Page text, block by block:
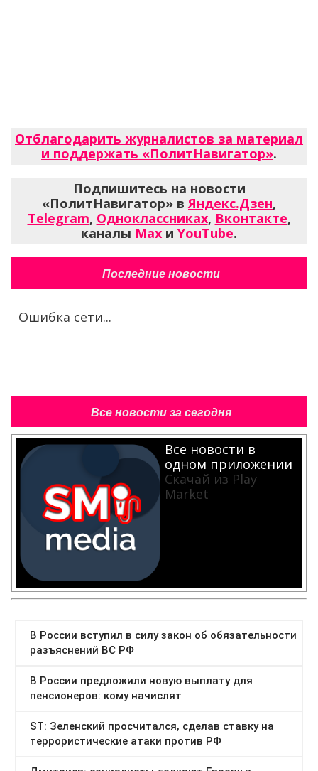
Отблагодарить журналистов за материал
и поддержать «ПолитНавигатор».
Подпишитесь на новости
«ПолитНавигатор» вЯндекс.Дзен,
Telegram, Одноклассниках, Вконтакте,
каналы Max и YouTube.
Последние новости
Ошибка сети...
Все новости за сегодня
Все новости в
одном приложении
Скачай из Play
Market